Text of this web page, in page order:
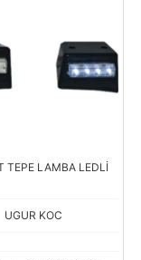
TEPE LAMBA LEDLİ
UGUR KOC